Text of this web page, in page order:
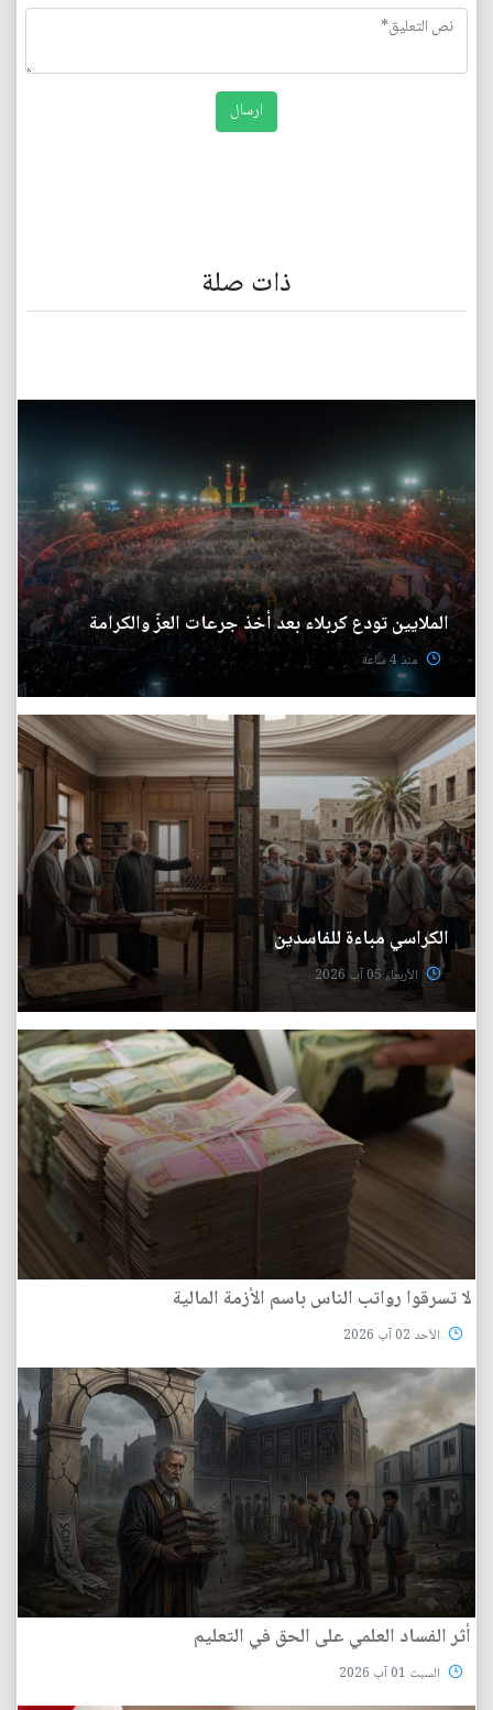
ذات صلة
الملايين تودع كربلاء بعد أخذ جرعات العزّ والكرامة
منذ 4 ساعة
الكراسي مباءة للفاسدين
الأربعاء 05 آب 2026
لا تسرقوا رواتب الناس باسم الأزمة المالية
الأحد 02 آب 2026
أثر الفساد العلمي على الحق في التعليم
السبت 01 آب 2026